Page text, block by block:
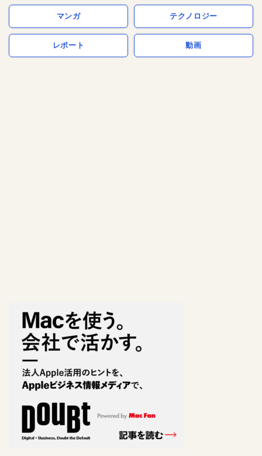
マンガ テクノロジー
レポート 動画